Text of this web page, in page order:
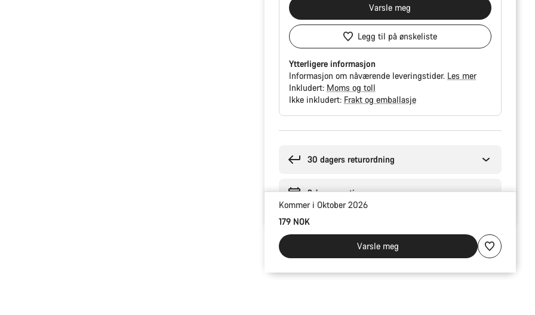
Varsle meg
Legg til på ønskeliste
Ytterligere informasjon
Informasjon om nåværende leveringstider. Les mer
Inkludert: Moms og toll
Ikke inkludert: Frakt og emballasje
30 dagers returordning
2 års garanti
Kommer i Oktober 2026
179 NOK
Varsle meg